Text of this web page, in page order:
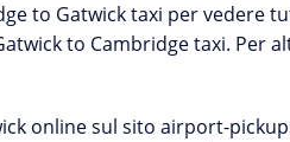
to Gatwick taxi per vedere
to Cambridge taxi. Per
online sul sito airport-